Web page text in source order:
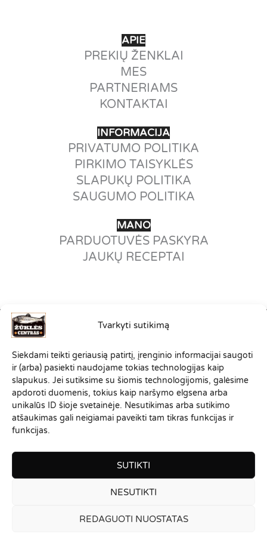
Tvarkyti sutikimą
Siekdami teikti geriausią patirtį, įrenginio informacijai saugoti
ir (arba) pasiekti naudojame tokias technologijas kaip
slapukus. Jei sutiksime su šiomis technologijomis, galėsime
apdoroti duomenis, tokius kaip naršymo elgsena arba
unikalūs ID šioje svetainėje. Nesutikimas arba sutikimo
atšaukimas gali neigiamai paveikti tam tikras funkcijas ir
funkcijas.
SUTIKTI
NESUTIKTI
REDAGUOTI NUOSTATAS
APIE
PREKIŲ ŽENKLAI
MES
PARTNERIAMS
KONTAKTAI
INFORMACIJA
PRIVATUMO POLITIKA
PIRKIMO TAISYKLĖS
SLAPUKŲ POLITIKA
SAUGUMO POLITIKA
MANO
PARDUOTUVĖS PASKYRA
JAUKŲ RECEPTAI
VISOS TEISĖS SAUGOMOS.
ZUKLESCENTRAS.LT PRIKLAUSO
SPORTINĖS ŽŪKLĖS KLUBO
"ŽVEJONYS"ŠEIMAI